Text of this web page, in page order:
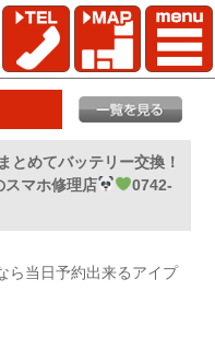
めてバッテリー交換！
スマホ修理店
0742-
ら当日予約出来るアイプ